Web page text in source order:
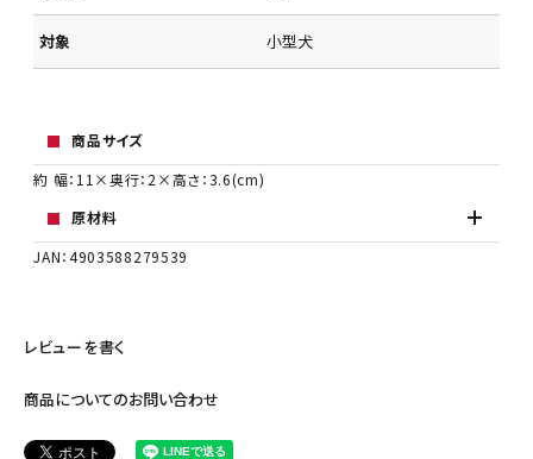
対象 小型犬
商品サイズ
約 幅：11×奥行：2×高さ：3.6(cm)
原材料
JAN：4903588279539
レビューを書く
商品についてのお問い合わせ